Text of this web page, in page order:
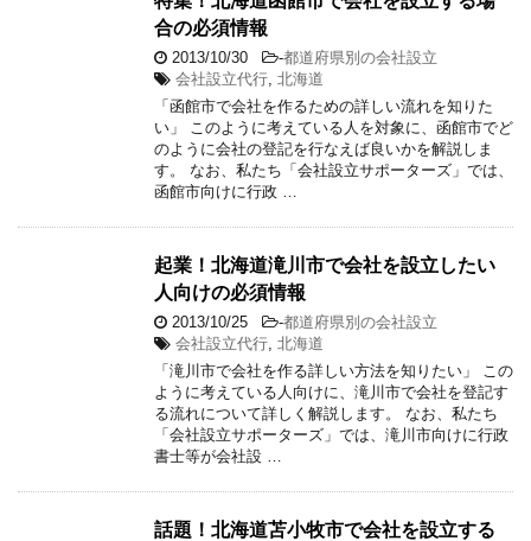
合の必須情報
2013/10/30 -都道府県別の会社設立
会社設立代行 北海道
「函館市で会社を作るための詳しい流れを知りた
い」 このように考えている人を対象に、函館市でど
のように会社の登記を行なえば良いかを解説しま
す。 なお、私たち「会社設立サポーターズ」では、
函館市向けに行政 …
起業！北海道滝川市で会社を設立したい
人向けの必須情報
2013/10/25 -都道府県別の会社設立
会社設立代行 北海道
「滝川市で会社を作る詳しい方法を知りたい」 この
ように考えている人向けに、滝川市で会社を登記す
る流れについて詳しく解説します。 なお、私たち
「会社設立サポーターズ」では、滝川市向けに行政
書士等が会社設 …
話題！北海道苫小牧市で会社を設立する